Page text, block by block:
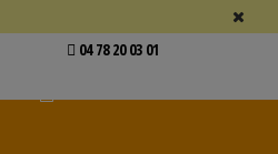
04 78 20 03 01